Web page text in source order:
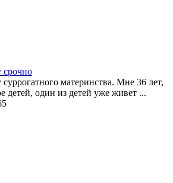
материнства. Мне 36 лет,
детей, один из детей уже живет ...